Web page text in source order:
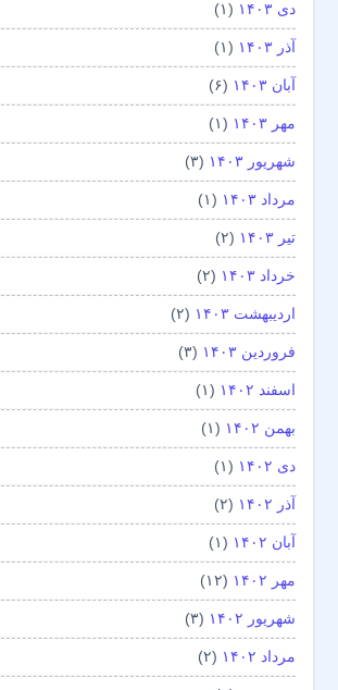
دی ۱۴۰۳ (۱)
آذر ۱۴۰۳ (۱)
آبان ۱۴۰۳ (۶)
مهر ۱۴۰۳ (۱)
شهریور ۱۴۰۳ (۳)
مرداد ۱۴۰۳ (۱)
تیر ۱۴۰۳ (۲)
خرداد ۱۴۰۳ (۲)
اردیبهشت ۱۴۰۳ (۲)
فروردین ۱۴۰۳ (۳)
اسفند ۱۴۰۲ (۱)
بهمن ۱۴۰۲ (۱)
دی ۱۴۰۲ (۱)
آذر ۱۴۰۲ (۲)
آبان ۱۴۰۲ (۱)
مهر ۱۴۰۲ (۱۲)
شهریور ۱۴۰۲ (۳)
مرداد ۱۴۰۲ (۲)